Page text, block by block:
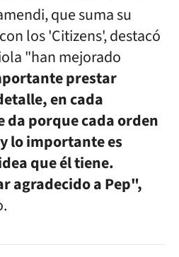
que suma su
los 'Citizens', destacó
"han mejorado
prestar
en cada
porque cada orden
lo importante es
que él tiene.
agradecido a Pep",